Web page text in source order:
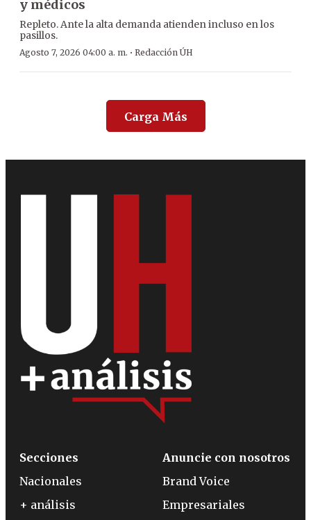
y médicos
Repleto. Ante la alta demanda atienden incluso en los
pasillos.
Agosto 7, 2026 04:00 a. m. · Redacción ÚH
Carga Más
Secciones
Nacionales
+ análisis
Anuncie con nosotros
Brand Voice
Empresariales